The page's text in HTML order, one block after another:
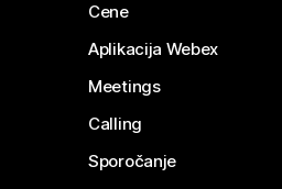
Cene
Aplikacija Webex
Meetings
Calling
Sporočanje